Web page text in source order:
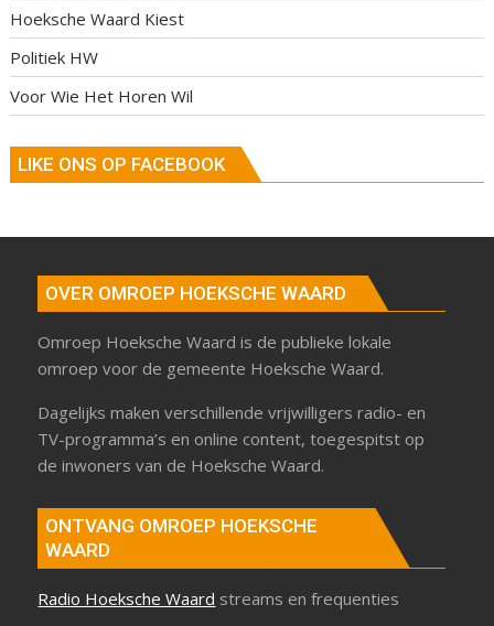
Hoeksche Waard Kiest
Politiek HW
Voor Wie Het Horen Wil
LIKE ONS OP FACEBOOK
OVER OMROEP HOEKSCHE WAARD
Omroep Hoeksche Waard is de publieke lokale
omroep voor de gemeente Hoeksche Waard.
Dagelijks maken verschillende vrijwilligers radio- en
TV-programma’s en online content, toegespitst op
de inwoners van de Hoeksche Waard.
ONTVANG OMROEP HOEKSCHE
WAARD
Radio Hoeksche Waard streams en frequenties